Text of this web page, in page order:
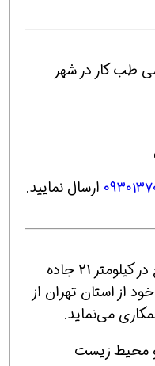
طب کار در شهر
ارسال نمایید.
10- یک شرکت معتبر تولیدی واقع در کیلومتر 21 جاده
از استان تهران از
می‌نماید.
محیط زیست